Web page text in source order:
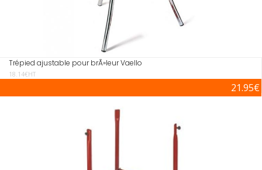
Trépied ajustable pour brÃ»leur Vaello
18.14€HT
21.95€